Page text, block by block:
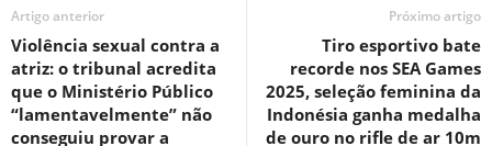
Artigo anterior
Violência sexual contra a
atriz: o tribunal acredita
que o Ministério Público
“lamentavelmente” não
conseguiu provar a
Próximo artigo
Tiro esportivo bate
recorde nos SEA Games
2025, seleção feminina da
Indonésia ganha medalha
de ouro no rifle de ar 10m